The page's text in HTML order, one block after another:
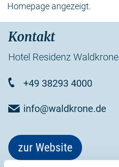
Homepage angezeigt.
Kontakt
Hotel Residenz Waldkrone
+49 38293 4000
info@waldkrone.de
zur Website